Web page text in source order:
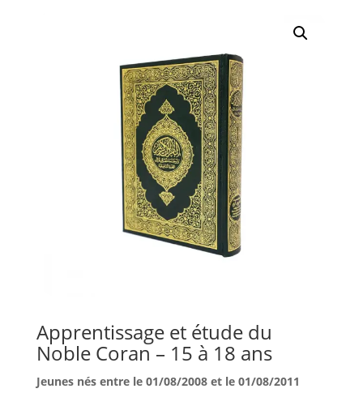
Apprentissage et étude du
Noble Coran – 15 à 18 ans
Jeunes nés entre le 01/08/2008 et le 01/08/2011